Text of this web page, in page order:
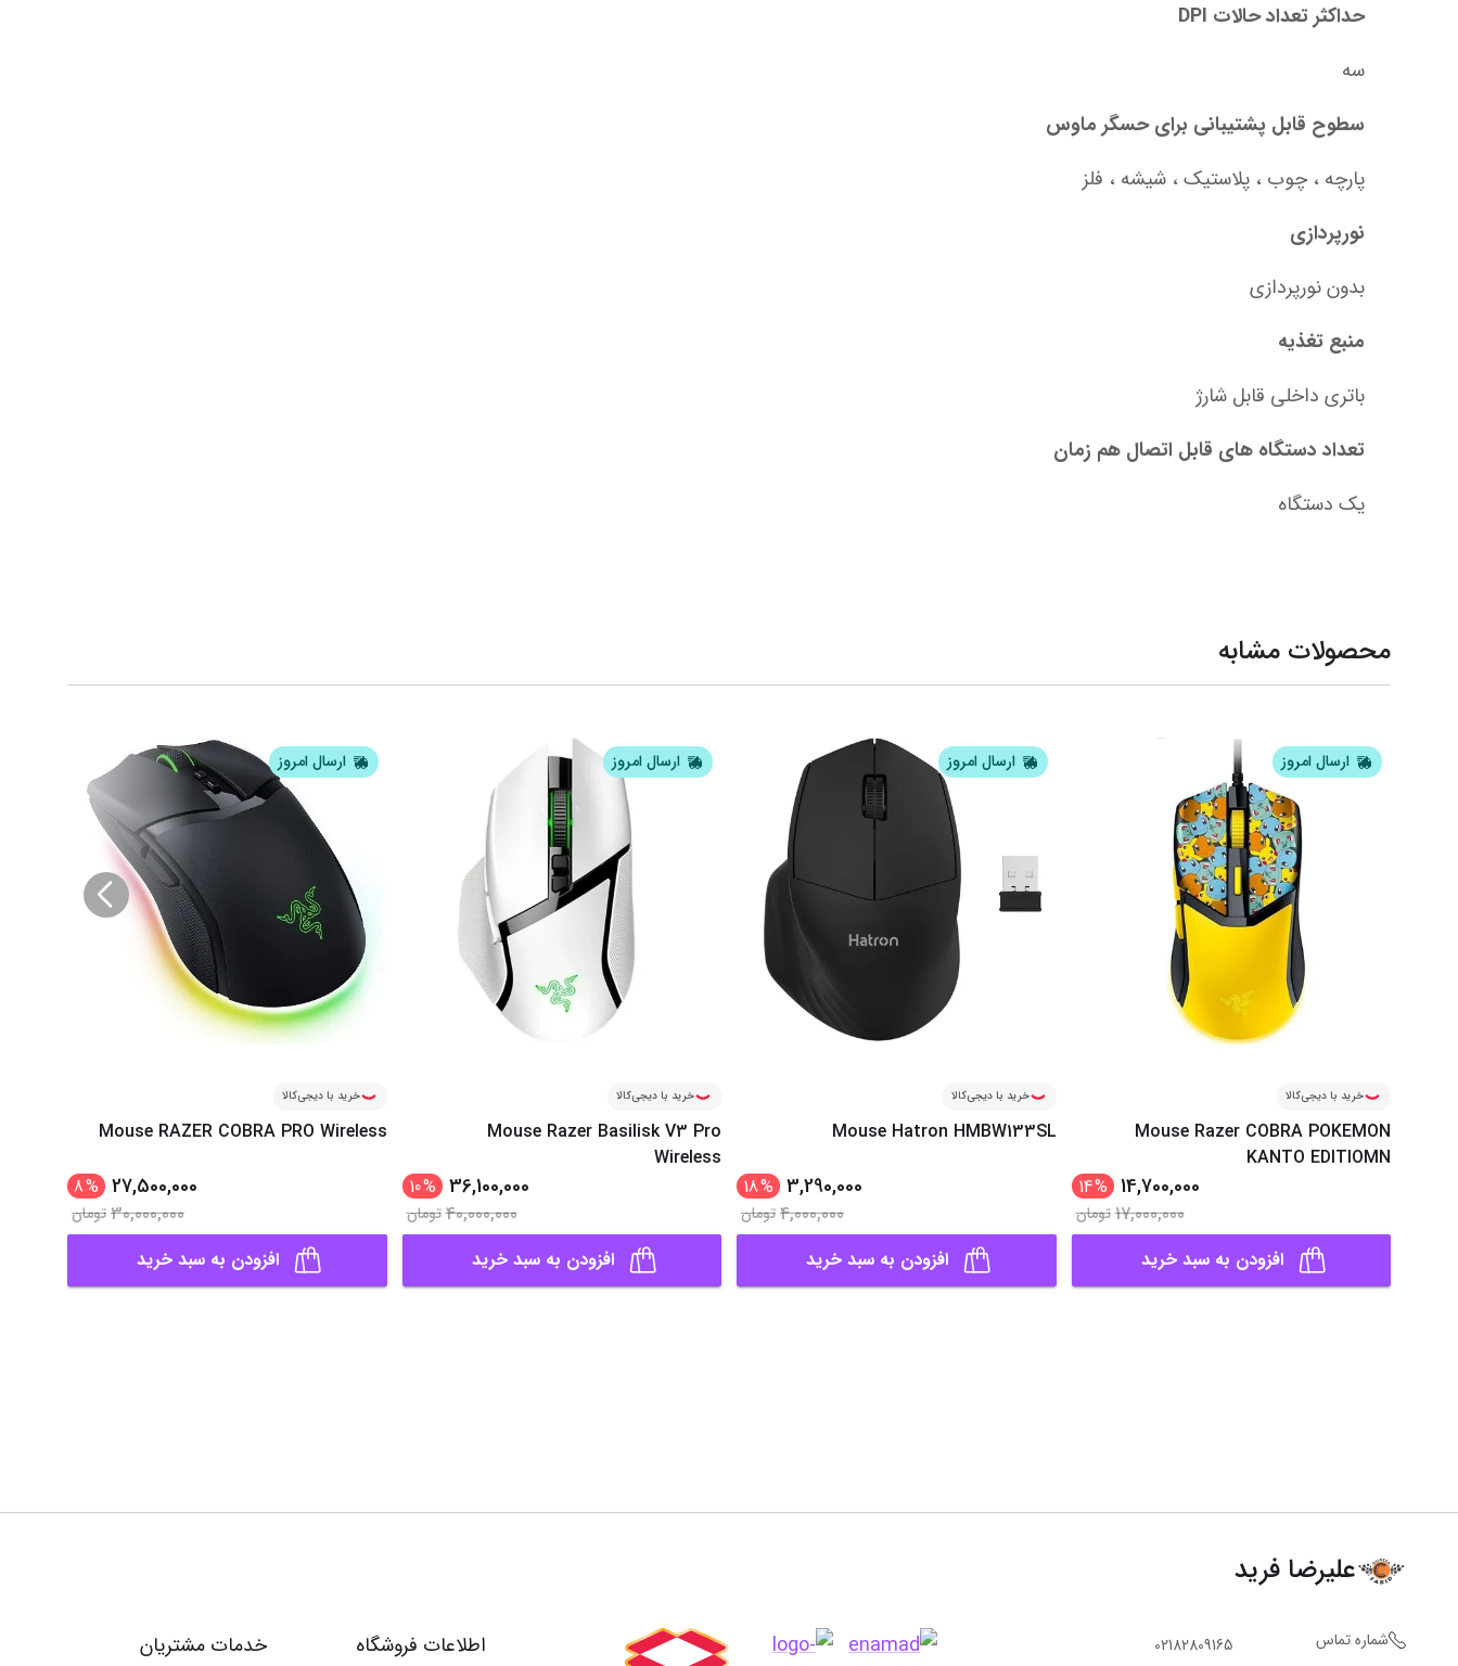
حداکثر تعداد حالات DPI
سه
سطوح قابل پشتیبانی برای حسگر ماوس
پارچه ، چوب ، پلاستیک ، شیشه ، فلز
نورپردازی
بدون نورپردازی
منبع تغذیه
باتری داخلی قابل شارژ
تعداد دستگاه های قابل اتصال هم زمان
یک دستگاه
محصولات مشابه
ارسال امروز
خرید با دیجی‌کالا
Mouse Razer COBRA POKEMON
KANTO EDITIOMN
14,700,000
%
14
17,000,000تومان
افزودن به سبد خرید
ارسال امروز
خرید با دیجی‌کالا
Mouse Hatron HMBW133SL
3,290,000
%
18
4,000,000تومان
افزودن به سبد خرید
ارسال امروز
خرید با دیجی‌کالا
Mouse Razer Basilisk V3 Pro
Wireless
36,100,000
%
10
40,000,000تومان
افزودن به سبد خرید
ارسال امروز
خرید با دیجی‌کالا
Mouse RAZER COBRA PRO Wireless
27,500,000
%
8
30,000,000تومان
افزودن به سبد خرید
علیرضا فرید
شماره تماس 02182809165 اطلاعات فروشگاه خدمات مشتریان